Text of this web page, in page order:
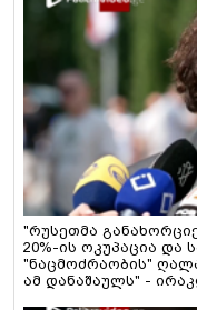
"რუსეთმა
20%-ის ოკუპაცია და
"ნაცმოძრაობის"
ამ დანაშაულს" -